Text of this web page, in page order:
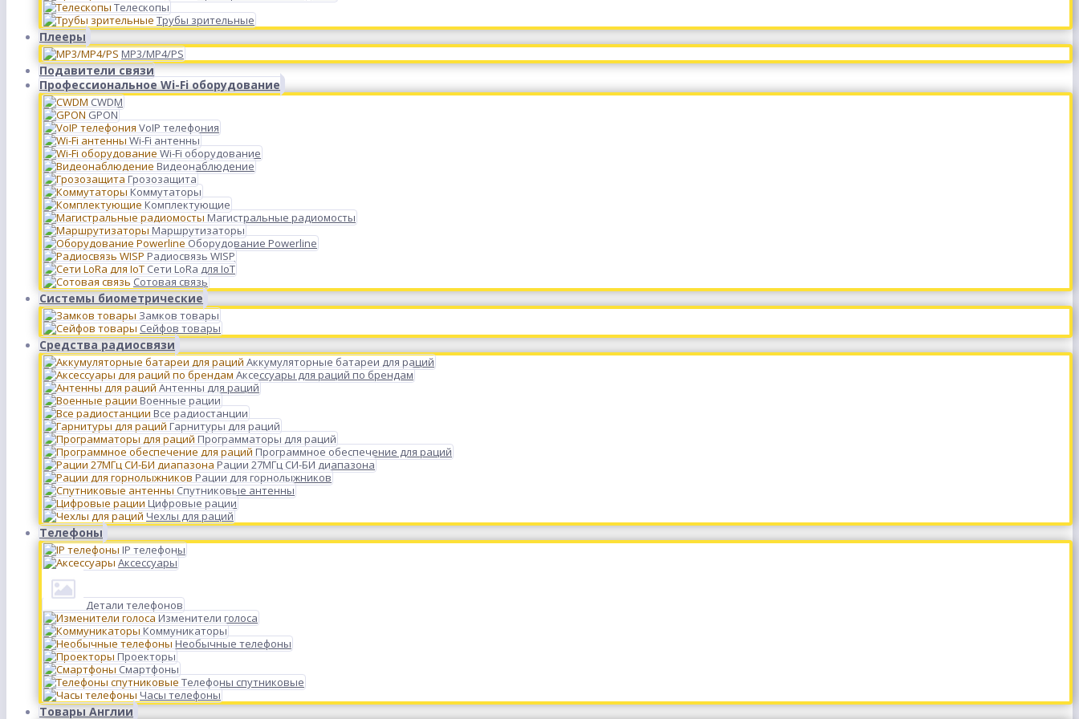
Телескопы
Трубы зрительные
Плееры
MP3/MP4/PS
Подавители связи
Профессиональное Wi-Fi оборудование
CWDM
GPON
VoIP телефония
Wi-Fi антенны
Wi-Fi оборудование
Видеонаблюдение
Грозозащита
Коммутаторы
Комплектующие
Магистральные радиомосты
Маршрутизаторы
Оборудование Powerline
Радиосвязь WISP
Сети LoRa для IoT
Сотовая связь
Системы биометрические
Замков товары
Сейфов товары
Средства радиосвязи
Аккумуляторные батареи для раций
Аксессуары для раций по брендам
Антенны для раций
Военные рации
Все радиостанции
Гарнитуры для раций
Программаторы для раций
Программное обеспечение для раций
Рации 27МГц СИ-БИ диапазона
Рации для горнолыжников
Спутниковые антенны
Цифровые рации
Чехлы для раций
Телефоны
IP телефоны
Аксессуары
Детали телефонов
Изменители голоса
Коммуникаторы
Необычные телефоны
Проекторы
Смартфоны
Телефоны спутниковые
Часы телефоны
Товары Англии